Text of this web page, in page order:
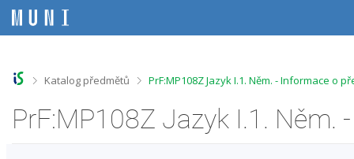
e
e
e
e
>Katalog předmětů >
PrF:MP108Z Jazyk I.1. Něm. - Informace o
PrF:MP108Z Jazyk I.1.